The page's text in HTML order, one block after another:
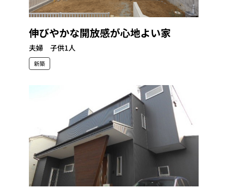
伸びやかな開放感が心地よい家
夫婦 子供1人
新築